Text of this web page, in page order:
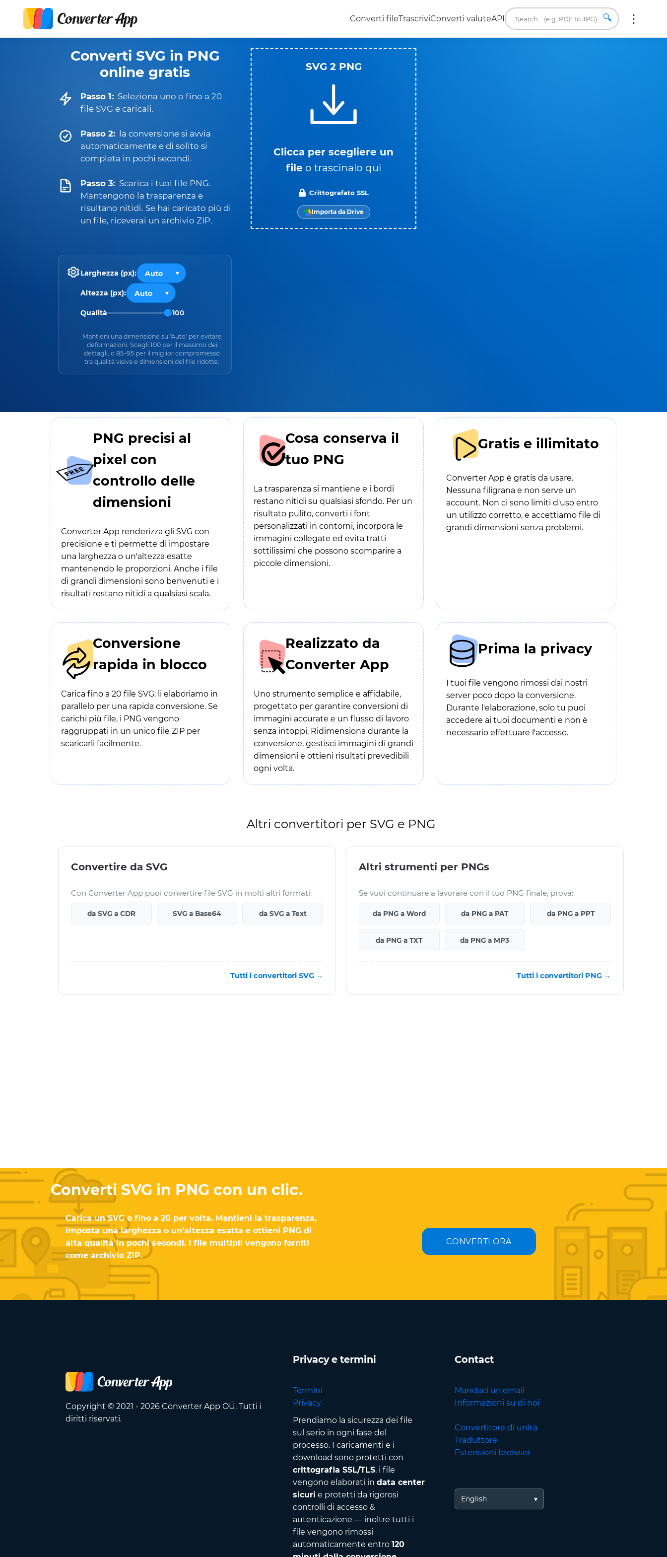
Converti fileTrascriviConverti valuteAPI 🔍
Converti SVG in PNG
online gratis
Passo 1: Seleziona uno o fino a 20
file SVG e caricali.
Passo 2:
la conversione si avvia
automaticamente e di solito si
completa in pochi secondi.
Passo 3: Scarica i tuoi file PNG.
Mantengono la trasparenza e
risultano nitidi. Se hai caricato più di
un file, riceverai un archivio ZIP.
Larghezza (px):
Altezza (px):
Qualità 100
Mantieni una dimensione su 'Auto' per evitare
deformazioni. Scegli 100 per il massimo dei
dettagli, o 85–95 per il miglior compromesso
tra qualità visiva e dimensioni del file ridotte.
SVG 2 PNG
Clicca per scegliere un
file o trascinalo qui
Crittografato SSL
Importa da Drive
PNG precisi al
pixel con
controllo delle
dimensioni
Converter App renderizza gli SVG con
precisione e ti permette di impostare
una larghezza o un'altezza esatte
mantenendo le proporzioni. Anche i file
di grandi dimensioni sono benvenuti e i
risultati restano nitidi a qualsiasi scala.
Cosa conserva il
tuo PNG
La trasparenza si mantiene e i bordi
restano nitidi su qualsiasi sfondo. Per un
risultato pulito, converti i font
personalizzati in contorni, incorpora le
immagini collegate ed evita tratti
sottilissimi che possono scomparire a
piccole dimensioni.
Gratis e illimitato
Converter App è gratis da usare.
Nessuna filigrana e non serve un
account. Non ci sono limiti d'uso entro
un utilizzo corretto, e accettiamo file di
grandi dimensioni senza problemi.
Conversione
rapida in blocco
Carica fino a 20 file SVG: li elaboriamo in
parallelo per una rapida conversione. Se
carichi più file, i PNG vengono
raggruppati in un unico file ZIP per
scaricarli facilmente.
Realizzato da
Converter App
Uno strumento semplice e affidabile,
progettato per garantire conversioni di
immagini accurate e un flusso di lavoro
senza intoppi. Ridimensiona durante la
conversione, gestisci immagini di grandi
dimensioni e ottieni risultati prevedibili
ogni volta.
Prima la privacy
I tuoi file vengono rimossi dai nostri
server poco dopo la conversione.
Durante l'elaborazione, solo tu puoi
accedere ai tuoi documenti e non è
necessario effettuare l'accesso.
Altri convertitori per SVG e PNG
Convertire da SVG
Con Converter App puoi convertire file SVG in molti altri formati:
da SVG a CDR SVG a Base64 da SVG a Text
Tutti i convertitori SVG →
Altri strumenti per PNGs
Se vuoi continuare a lavorare con il tuo PNG finale, prova:
da PNG a Word da PNG a PAT da PNG a PPT
da PNG a TXT da PNG a MP3
Tutti i convertitori PNG →
Converti SVG in PNG con un clic.
Carica un SVG o fino a 20 per volta. Mantieni la trasparenza,
imposta una larghezza o un'altezza esatta e ottieni PNG di
alta qualità in pochi secondi. I file multipli vengono forniti
come archivio ZIP.
CONVERTI ORA
Copyright © 2021 - 2026 Converter App OÜ. Tutti i
diritti riservati.
Privacy e termini
Termini
Privacy
Prendiamo la sicurezza dei file
sul serio in ogni fase del
processo. I caricamenti e i
download sono protetti con
crittografia SSL/TLS, i file
vengono elaborati in data center
sicuri e protetti da rigorosi
controlli di accesso &
autenticazione — inoltre tutti i
file vengono rimossi
automaticamente entro 120
Contact
Mandaci un'email
Informazioni su di noi
Convertitore di unità
Traduttore
Estensioni browser
English